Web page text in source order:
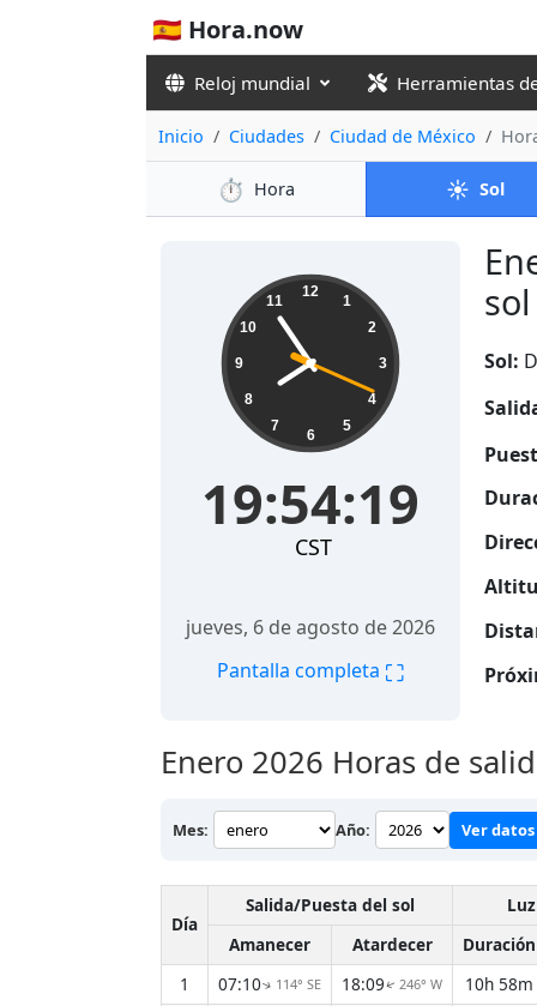
🇪🇸 Hora.now
Reloj mundial Herramientas
Inicio Ciudades Ciudad de México
⏱️ Hora ☀️ Sol
19:54:20 12
1
2
3
4
5
6
7
8
9
10
11
19:54:20
CST
jueves, 6 de agosto de 2026
Pantalla completa ⛶
Sol:
Enero 2026 Horas de
Mes: Año: Ver
Día
Salida/Puesta del sol
Amanecer
Atardecer
Duración
1
07:10↑ 114° SE 18:09↑246° W
10h 58m